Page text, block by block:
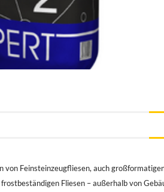
von Feinsteinzeugfliesen, auch
Fliesen – außerhalb von